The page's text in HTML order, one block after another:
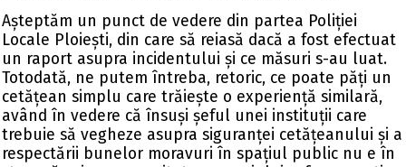
Așteptăm un punct de vedere din partea Poliției
Locale Ploiești, din care să reiasă dacă a fost efectuat
un raport asupra incidentului și ce măsuri s-au luat.
Totodată, ne putem întreba, retoric, ce poate păți un
cetățean simplu care trăiește o experiență similară,
având în vedere că însuși șeful unei instituții care
trebuie să vegheze asupra siguranței cetățeanului și a
respectării bunelor moravuri în spațiul public nu e în